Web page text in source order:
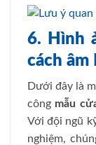
6. Hình
cách
Dưới đây là
công mẫu
Với đội ngũ
nghiệm,